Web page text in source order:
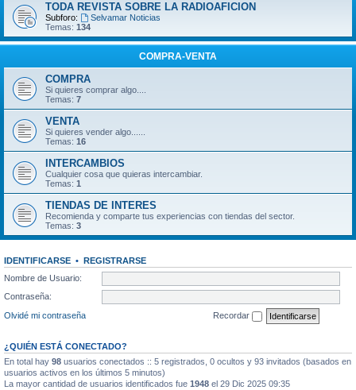
TODA REVISTA SOBRE LA RADIOAFICION
Subforo:
Selvamar Noticias
Temas: 134
COMPRA-VENTA
COMPRA
Si quieres comprar algo....
Temas: 7
VENTA
Si quieres vender algo......
Temas: 16
INTERCAMBIOS
Cualquier cosa que quieras intercambiar.
Temas: 1
TIENDAS DE INTERES
Recomienda y comparte tus experiencias con tiendas del sector.
Temas: 3
IDENTIFICARSE •
REGISTRARSE
Nombre de Usuario:
Contraseña:
Olvidé mi contraseña
Recordar
¿QUIÉN ESTÁ CONECTADO?
En total hay 98 usuarios conectados :: 5 registrados, 0 ocultos y 93 invitados (basados en
usuarios activos en los últimos 5 minutos)
La mayor cantidad de usuarios identificados fue 1948 el 29 Dic 2025 09:35